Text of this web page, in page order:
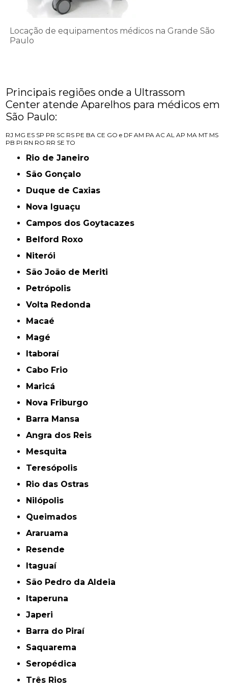
Locação de equipamentos médicos na Grande São
Paulo
Principais regiões onde a Ultrassom
Center atende Aparelhos para médicos em
São Paulo:
RJ MG ES SP PR SC RS PE BA CE GO e DF AM PA AC AL AP MA MT MS
PB PI RN RO RR SE TO
Rio de Janeiro
São Gonçalo
Duque de Caxias
Nova Iguaçu
Campos dos Goytacazes
Belford Roxo
Niterói
São João de Meriti
Petrópolis
Volta Redonda
Macaé
Magé
Itaboraí
Cabo Frio
Maricá
Nova Friburgo
Barra Mansa
Angra dos Reis
Mesquita
Teresópolis
Rio das Ostras
Nilópolis
Queimados
Araruama
Resende
Itaguaí
São Pedro da Aldeia
Itaperuna
Japeri
Barra do Piraí
Saquarema
Seropédica
Três Rios